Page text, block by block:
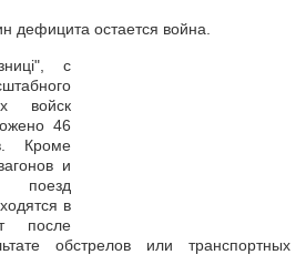
дефицита остается война.
с
войск
46
Кроме
и
поезд
в
после
обстрелов или транспортных